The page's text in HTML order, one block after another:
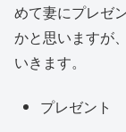
めて妻にプレゼ
かと思いますが
いきます。
プレゼント